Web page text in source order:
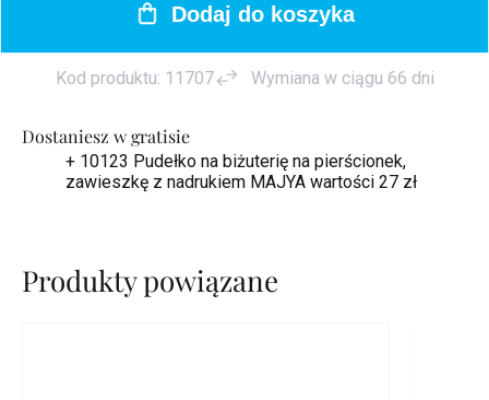
Dostaniesz w gratisie
+ 10123 Pudełko na biżuterię na pierścionek,
zawieszkę z nadrukiem MAJYA wartości 27 zł
Dodaj do koszyka
Kod produktu: 11707 Wymiana w ciągu 66 dni
Produkty powiązane